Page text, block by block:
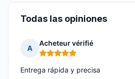
Todas las opiniones
A
Acheteur vérifié
Nota: 5 de 5
Entrega rápida y precisa